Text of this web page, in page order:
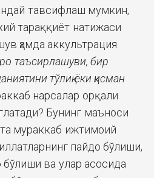
тавсифлаш мумкин,
тараққиёт натижаси
ҳамда аккультрация
таъсирлашуви, бир
тўлиқ ёки қисман
нарсалар орқали
Бунинг маъноси
мураккаб ижтимоий
пайдо бўлиши,
бўлиши ва улар асосида